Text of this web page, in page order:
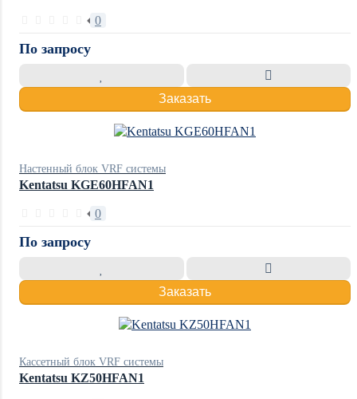
0
По запросу
Заказать
Настенный блок VRF системы
Kentatsu KGE60HFAN1
0
По запросу
Заказать
Кассетный блок VRF системы
Kentatsu KZ50HFAN1